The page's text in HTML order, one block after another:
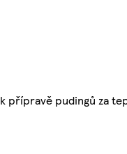
přípravě pudingů za